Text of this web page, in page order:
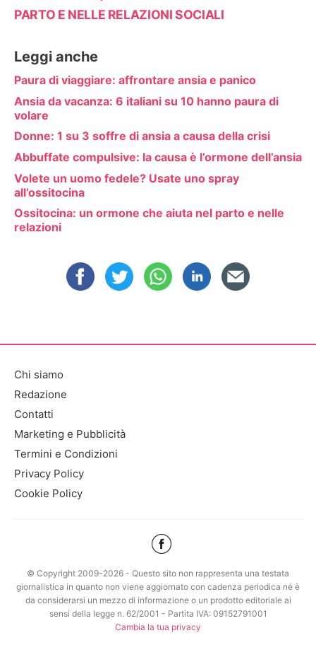
PARTO E NELLE RELAZIONI SOCIALI
Leggi anche
Paura di viaggiare: affrontare ansia e panico
Ansia da vacanza: 6 italiani su 10 hanno paura di
volare
Donne: 1 su 3 soffre di ansia a causa della crisi
Abbuffate compulsive: la causa è l’ormone dell’ansia
Volete un uomo fedele? Usate uno spray
all’ossitocina
Ossitocina: un ormone che aiuta nel parto e nelle
relazioni
Chi siamo
Redazione
Contatti
Marketing e Pubblicità
Termini e Condizioni
Privacy Policy
Cookie Policy
© Copyright 2009-2026 - Questo sito non rappresenta una testata
giornalistica in quanto non viene aggiornato con cadenza periodica né è
da considerarsi un mezzo di informazione o un prodotto editoriale ai
sensi della legge n. 62/2001 - Partita IVA: 09152791001
Cambia la tua privacy